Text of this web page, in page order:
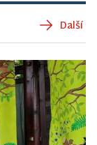
Další